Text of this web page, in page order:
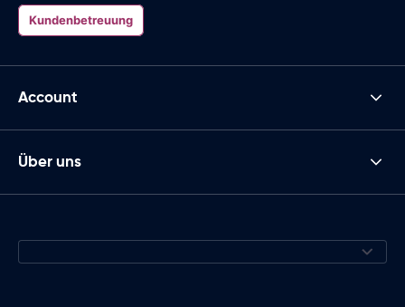
Kundenbetreuung
Account
Über uns